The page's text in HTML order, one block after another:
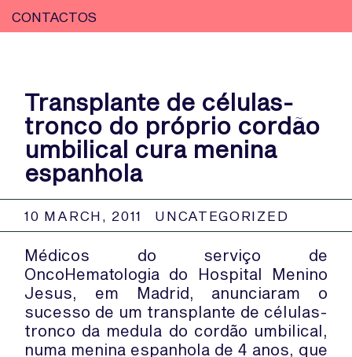
CONTACTOS
Transplante de células-
tronco do próprio cordão
umbilical cura menina
espanhola
10 MARCH, 2011 UNCATEGORIZED
Médicos do serviço de
OncoHematologia do Hospital Menino
Jesus, em Madrid, anunciaram o
sucesso de um transplante de células-
tronco da medula do cordão umbilical,
numa menina espanhola de 4 anos, que